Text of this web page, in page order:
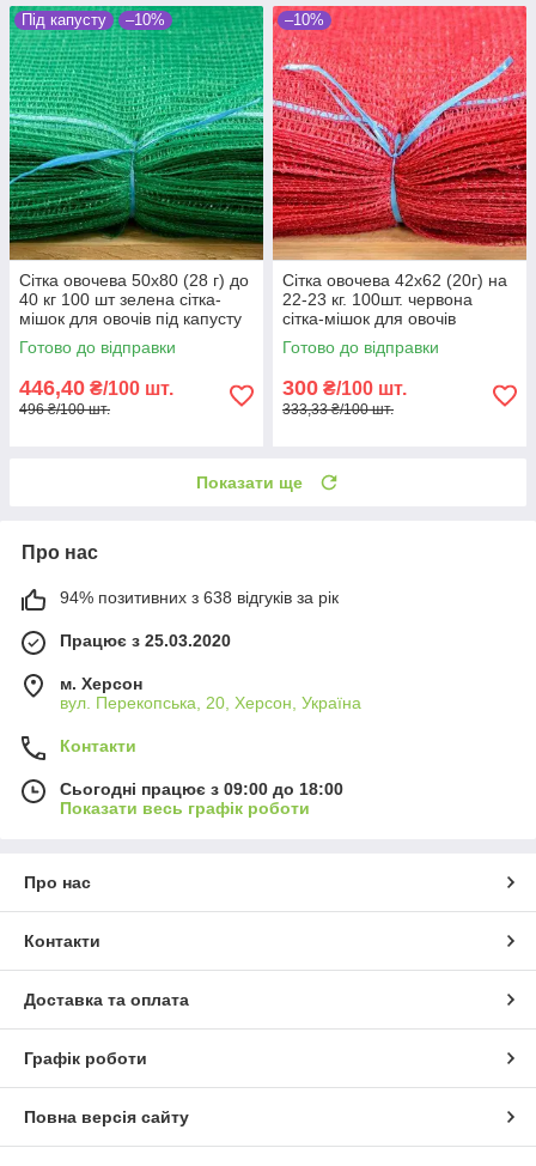
Під капусту –10%
Сітка овочева 50х80 (28 г) до
40 кг 100 шт зелена сітка-
мішок для овочів під капусту
Готово до відправки
446,40 ₴/100 шт.
496 ₴/100 шт.
–10%
Сітка овочева 42х62 (20г) на
22-23 кг. 100шт. червона
сітка-мішок для овочів
Готово до відправки
300 ₴/100 шт.
333,33 ₴/100 шт.
Показати ще
Про нас
94% позитивних з 638 відгуків за рік
Працює з 25.03.2020
м. Херсон
вул. Перекопська, 20, Херсон, Україна
Контакти
Сьогодні працює з 09:00 до 18:00
Показати весь графік роботи
Про нас
Контакти
Доставка та оплата
Графік роботи
Повна версія сайту